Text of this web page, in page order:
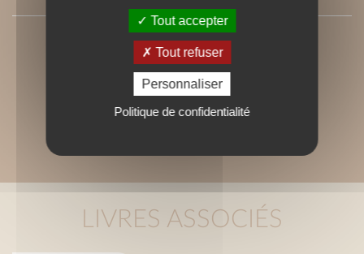
LIVRES ASSOCIÉS
Tout accepter
Tout refuser
Personnaliser
Politique de confidentialité